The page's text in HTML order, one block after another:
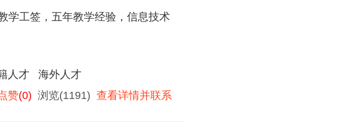
学工签，五年教学经验，信息技术
人才
海外人才
赞(0) 浏览(1191) 查看详情并联系